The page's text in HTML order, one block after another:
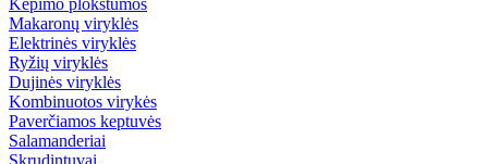
Kepimo plokštumos
Makaronų viryklės
Elektrinės viryklės
Ryžių viryklės
Dujinės viryklės
Kombinuotos virykės
Paverčiamos keptuvės
Salamanderiai
Skrudintuvai